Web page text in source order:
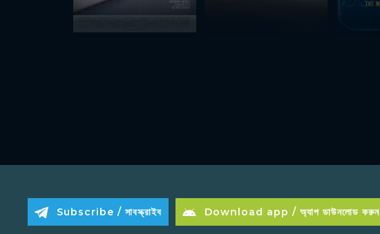
Subscribe / সাবস্ক্রাইব Download app / অ্যাপ ডাউনলোড করুন